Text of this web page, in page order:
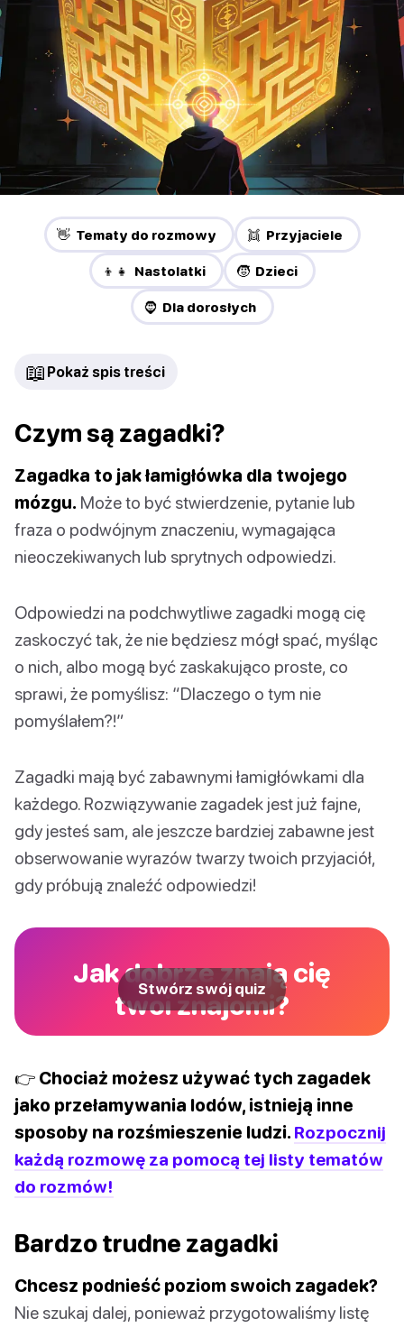
👋 Tematy do rozmowy 👯 Przyjaciele
👦👧 Nastolatki 🧒 Dzieci
🧔 Dla dorosłych
📖 Pokaż spis treści
Czym są zagadki?
Zagadka to jak łamigłówka dla twojego
mózgu. Może to być stwierdzenie, pytanie lub
fraza o podwójnym znaczeniu, wymagająca
nieoczekiwanych lub sprytnych odpowiedzi.
Odpowiedzi na podchwytliwe zagadki mogą cię
zaskoczyć tak, że nie będziesz mógł spać, myśląc
o nich, albo mogą być zaskakująco proste, co
sprawi, że pomyślisz: “Dlaczego o tym nie
pomyślałem?!”
Zagadki mają być zabawnymi łamigłówkami dla
każdego. Rozwiązywanie zagadek jest już fajne,
gdy jesteś sam, ale jeszcze bardziej zabawne jest
obserwowanie wyrazów twarzy twoich przyjaciół,
gdy próbują znaleźć odpowiedzi!
Jak dobrze znają cię
twoi znajomi?
Stwórz swój quiz
👉 Chociaż możesz używać tych zagadek
jako przełamywania lodów, istnieją inne
sposoby na rozśmieszenie ludzi. Rozpocznij
każdą rozmowę za pomocą tej listy tematów
do rozmów!
Bardzo trudne zagadki
Chcesz podnieść poziom swoich zagadek?
Nie szukaj dalej, ponieważ przygotowaliśmy listę